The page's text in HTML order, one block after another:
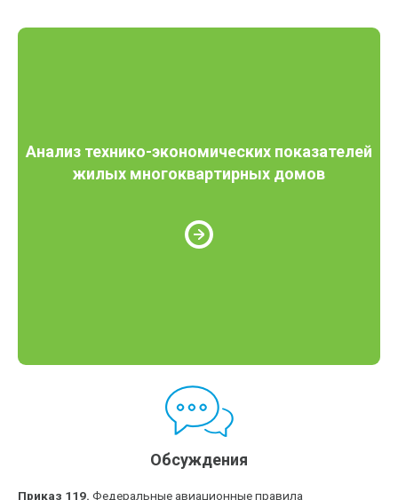
Анализ технико-экономических показателей
жилых многоквартирных домов
Обсуждения
Приказ 119. Федеральные авиационные правила